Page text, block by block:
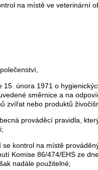
na místě ve veterinární
15. února 1971 o
směrnice a na
zvířat nebo produktů
prováděcí pravidla,
kontrol na místě
Komise 86/474/EHS ze
nadále použitelné;